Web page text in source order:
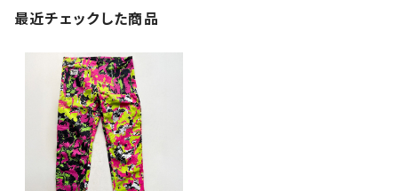
最近チェックした商品